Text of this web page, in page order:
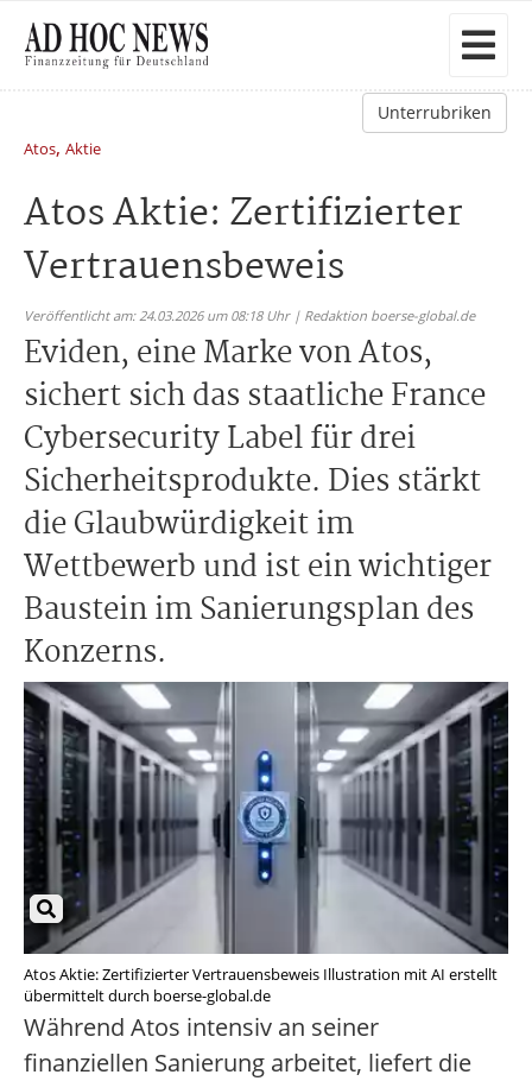
Unterrubriken
Atos, Aktie
Atos Aktie: Zertifizierter
Vertrauensbeweis
Veröffentlicht am: 24.03.2026 um 08:18 Uhr | Redaktion boerse-global.de
Eviden, eine Marke von Atos,
sichert sich das staatliche France
Cybersecurity Label für drei
Sicherheitsprodukte. Dies stärkt
die Glaubwürdigkeit im
Wettbewerb und ist ein wichtiger
Baustein im Sanierungsplan des
Konzerns.
Atos Aktie: Zertifizierter Vertrauensbeweis Illustration mit AI erstellt
übermittelt durch boerse-global.de
Während Atos intensiv an seiner
finanziellen Sanierung arbeitet, liefert die